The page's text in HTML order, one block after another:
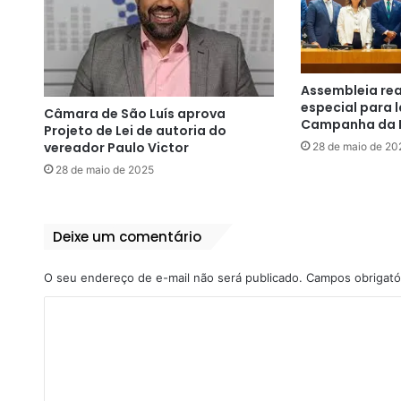
Câmara de São Luís aprova
Projeto de Lei de autoria do
vereador Paulo Victor
28 de maio de 2025
Assembleia
especial para
Campanha da
28 de maio de
Deixe um comentário
O seu endereço de e-mail não será publicado. Campos